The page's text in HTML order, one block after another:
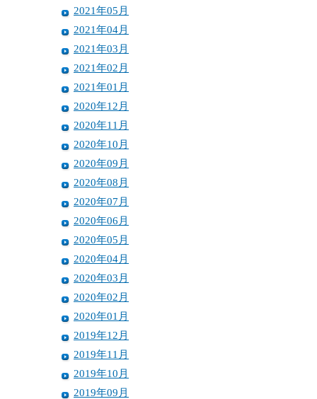
2021年05月
2021年04月
2021年03月
2021年02月
2021年01月
2020年12月
2020年11月
2020年10月
2020年09月
2020年08月
2020年07月
2020年06月
2020年05月
2020年04月
2020年03月
2020年02月
2020年01月
2019年12月
2019年11月
2019年10月
2019年09月